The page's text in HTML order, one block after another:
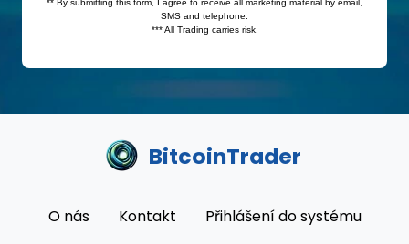
BitcoinTrader
O nás Kontakt Přihlášení do systému